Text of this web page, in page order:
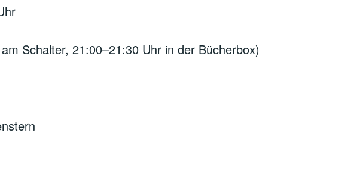
Schalter, 21:00–21:30 Uhr in der Bücherbox)